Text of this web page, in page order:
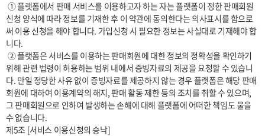
신청 양식에 따라 정보를 기재한 후 이 약관에 동의한다는 의사표시를 함으로
써 이용 신청을 해야 합니다. 가입신청 시 필요한 정보는 사실대로 기재해야 합
니다.
위해 관련 법령이 허용하는 범위 내에서 증빙자료의 제공을 요청할 수 있습니
다. 만일 정당한 사유 없이 증빙자료를 제공하지 않는 경우 플랫폼은 해당 판매
회원에 대하여 이용계약의 해지, 판매 활동 제한 등의 조치를 취할 수 있으며,
그 판매회원으로 인하여 발생하는 손해에 대해 플랫폼에 어떠한 책임도 물을
수 없습니다.
제5조 [서비스 이용신청의 승낙]